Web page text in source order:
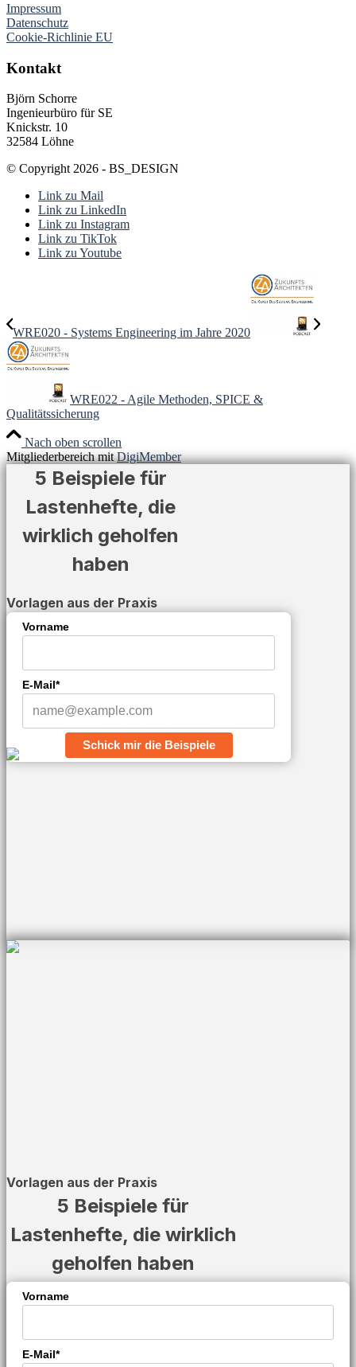
Impressum
Datenschutz
Cookie-Richlinie EU
Kontakt
Björn Schorre
Ingenieurbüro für SE
Knickstr. 10
32584 Löhne
© Copyright 2026 - BS_DESIGN
Link zu Mail
Link zu LinkedIn
Link zu Instagram
Link zu TikTok
Link zu Youtube
WRE020 - Systems Engineering im Jahre 2020
WRE022 - Agile Methoden, SPICE &
Qualitätssicherung
Nach oben scrollen
Mitgliederbereich mitDigiMember
5 Beispiele für
Lastenhefte, die
wirklich geholfen
haben
Vorlagen aus der Praxis
Vorname
E-Mail*
Schick mir die Beispiele
Vorlagen aus der Praxis
5 Beispiele für
Lastenhefte, die wirklich
geholfen haben
Vorname
E-Mail*